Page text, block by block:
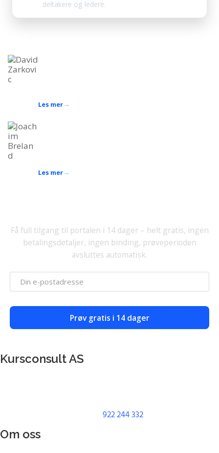
deltakere og ledere.
Les mer
Les mer
Få full tilgang til portalen i 14 dager – helt gratis, ingen
betalingsdetaljer, ingen binding, prøveperioden
avsluttes automatisk.
Prøv gratis i 14 dager
Kursconsult AS
922 244 332
Om oss